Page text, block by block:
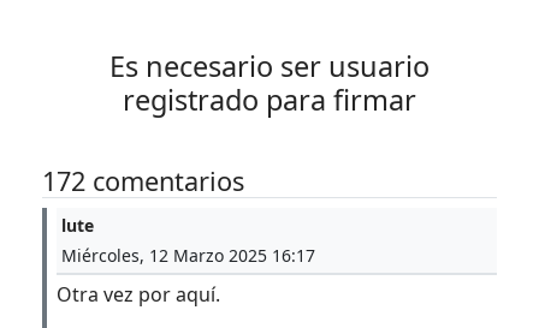
Es necesario ser usuario
registrado para firmar
172 comentarios
lute
Miércoles, 12 Marzo 2025 16:17
Otra vez por aquí.